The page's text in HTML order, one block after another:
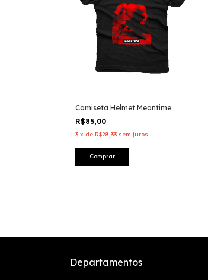
Camiseta Helmet Meantime
R$85,00
3 x de R$28,33 sem juros
Comprar
Departamentos